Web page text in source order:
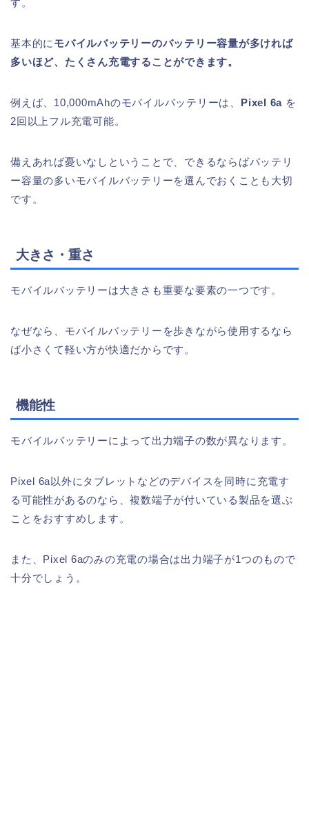
基本的に モバイルバッテリーのバッテリー容量が多ければ
多いほど、たくさん充電することができます。
例えば、10,000mAhのモバイルバッテリーは、 Pixel 6a を
2回以上フル充電可能。
備えあれば憂いなしということで、できるならばバッテリ
ー容量の多いモバイルバッテリーを選んでおくことも大切
です。
大きさ・重さ
モバイルバッテリーは大きさも重要な要素の一つです。
なぜなら、モバイルバッテリーを歩きながら使用するなら
ば小さくて軽い方が快適だからです。
機能性
モバイルバッテリーによって出力端子の数が異なります。
Pixel 6a以外にタブレットなどのデバイスを同時に充電す
る可能性があるのなら、複数端子が付いている製品を選ぶ
ことをおすすめします。
また、Pixel 6aのみの充電の場合は出力端子が1つのもので
十分でしょう。